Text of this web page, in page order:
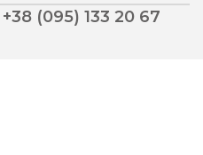
+38 (095) 133 20 67